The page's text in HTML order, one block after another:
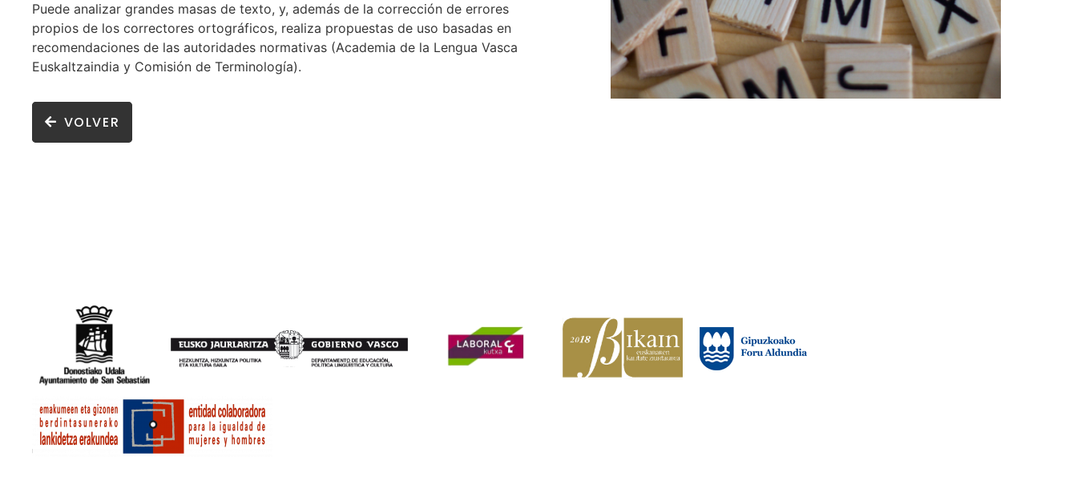
Puede analizar grandes masas de texto, y, además de la corrección de errores
propios de los correctores ortográficos, realiza propuestas de uso basadas en
recomendaciones de las autoridades normativas (Academia de la Lengua Vasca
Euskaltzaindia y Comisión de Terminología).
VOLVER